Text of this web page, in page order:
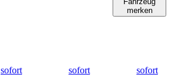
merken
sofort
sofort
sofort